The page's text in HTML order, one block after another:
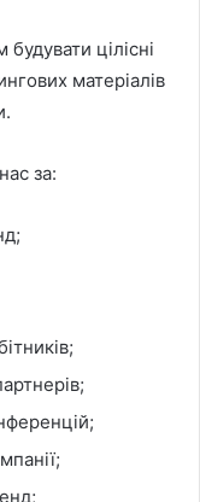
цілісні
матеріалів
за: